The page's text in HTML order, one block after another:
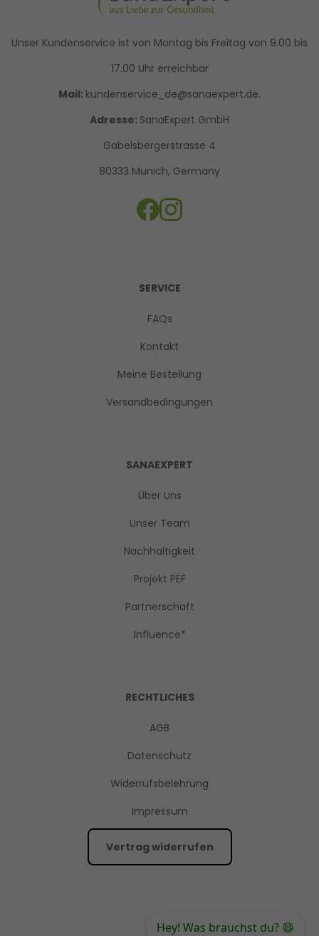
Unser Kundenservice ist von Montag bis Freitag von 9.00 bis
17.00 Uhr erreichbar
Mail: kundenservice_de@sanaexpert.de.
Adresse: SanaExpert GmbH
Gabelsbergerstrasse 4
80333 Munich, Germany
SERVICE
FAQs
Kontakt
Meine Bestellung
Versandbedingungen
SANAEXPERT
Über Uns
Unser Team
Nachhaltigkeit
Projekt PEF
Partnerschaft
Influence*
RECHTLICHES
AGB
Datenschutz
Widerrufsbelehrung
Impressum
Vertrag widerrufen
Hey! Was brauchst du? 😄